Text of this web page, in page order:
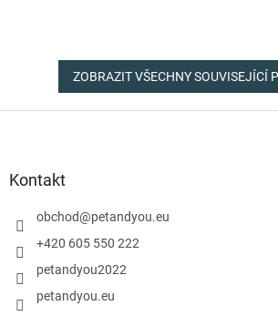
ZOBRAZIT VŠECHNY SOUVISEJÍCÍ
Kontakt
obchod@petandyou.eu
+420 605 550 222
petandyou2022
petandyou.eu